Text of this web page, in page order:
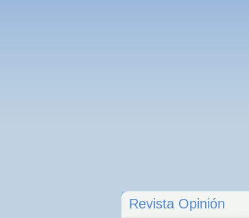
Revista Opinión